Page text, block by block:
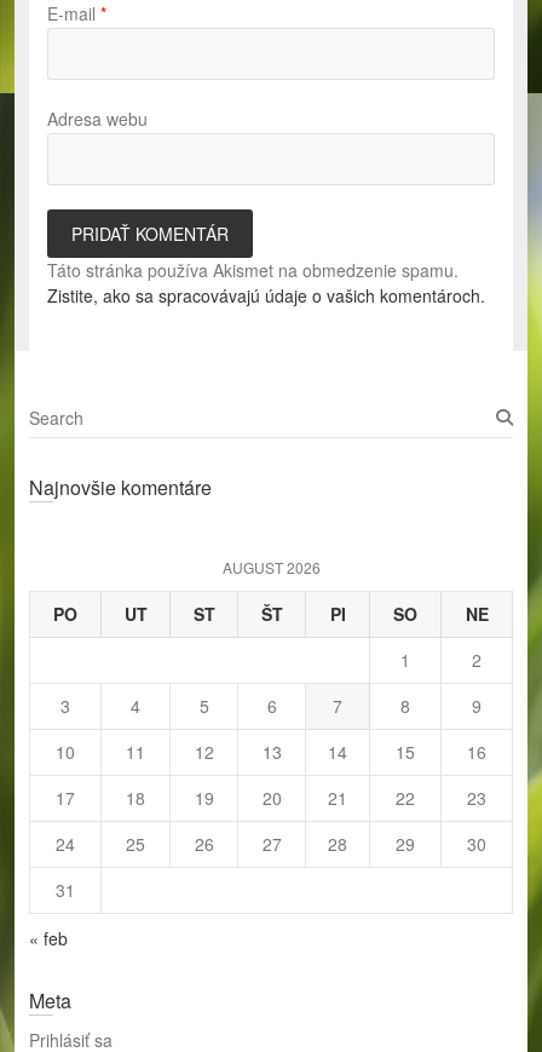
E-mail *
Adresa webu
Táto stránka používa Akismet na obmedzenie spamu.
Zistite, ako sa spracovávajú údaje o vašich komentároch.
S
e
rNajnovšie komentáre
AUGUST 2026
PO UT ST ŠT PI SO
NE
1
2
3
4 5 6 7 8
9
10
11 12 13 14 15
16
17
18 19 20 21 22
23
24
25 26 27 28 29
30
31
« feb
Meta
Prihlásiť sa